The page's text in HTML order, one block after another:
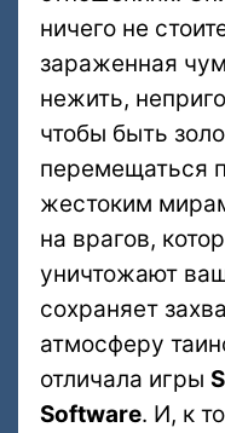
ничего не
зараженная
нежить,
чтобы быть
перемещаться
жестоким
на врагов,
уничтожают
сохраняет
атмосферу
отличала игры
Software. И, к